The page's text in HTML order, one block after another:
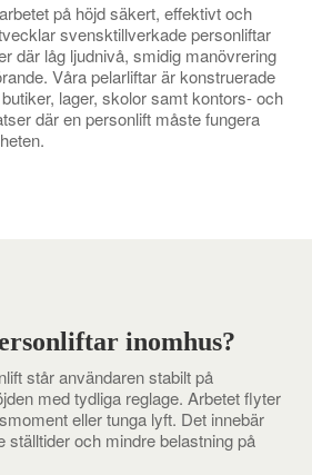
på höjd säkert, effektivt och
svensktillverkade personliftar
där låg ljudnivå, smidig manövrering
Våra pelarliftar är konstruerade
lager, skolor samt kontors- och
där en personlift måste fungera
inomhus?
står användaren stabilt på
med tydliga reglage. Arbetet flyter
eller tunga lyft. Det innebär
ställtider och mindre belastning på